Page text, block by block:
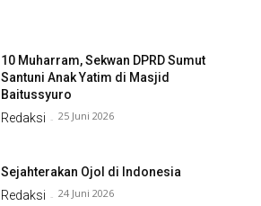
10 Muharram, Sekwan DPRD Sumut
Santuni Anak Yatim di Masjid
Baitussyuro
Redaksi - 25 Juni 2026
Sejahterakan Ojol di Indonesia
Redaksi - 24 Juni 2026